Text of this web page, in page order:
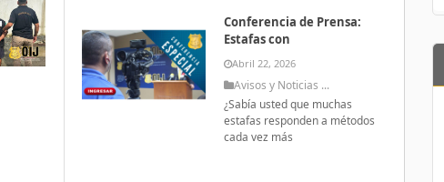
Conferencia de Prensa:
Estafas con
Abril 22, 2026
Avisos y Noticias ...
¿Sabía usted que muchas
estafas responden a métodos
cada vez más